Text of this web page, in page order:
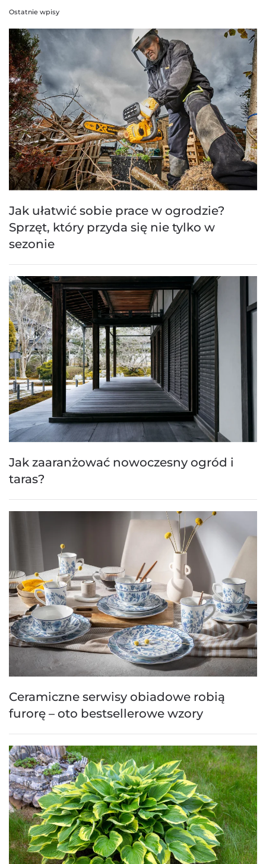
Ostatnie wpisy
Jak ułatwić sobie prace w ogrodzie?
Sprzęt, który przyda się nie tylko w
sezonie
Jak zaaranżować nowoczesny ogród i
taras?
Ceramiczne serwisy obiadowe robią
furorę – oto bestsellerowe wzory